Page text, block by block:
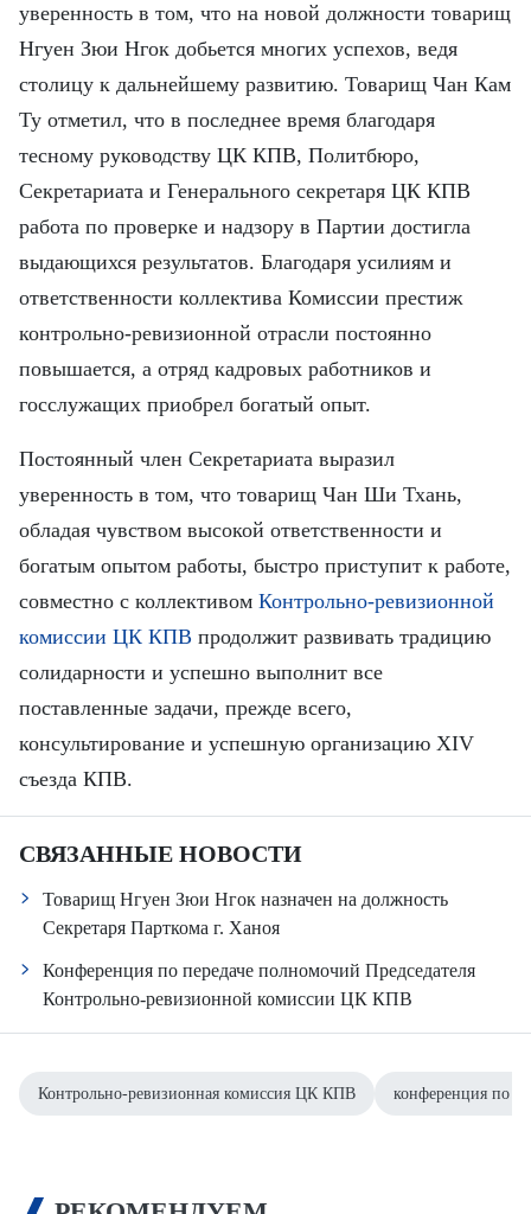
уверенность в том, что на новой должности товарищ
Нгуен Зюи Нгок добьется многих успехов, ведя
столицу к дальнейшему развитию. Товарищ Чан Кам
Ту отметил, что в последнее время благодаря
тесному руководству ЦК КПВ, Политбюро,
Секретариата и Генерального секретаря ЦК КПВ
работа по проверке и надзору в Партии достигла
выдающихся результатов. Благодаря усилиям и
ответственности коллектива Комиссии престиж
контрольно-ревизионной отрасли постоянно
повышается, а отряд кадровых работников и
госслужащих приобрел богатый опыт.
Постоянный член Секретариата выразил
уверенность в том, что товарищ Чан Ши Тхань,
обладая чувством высокой ответственности и
богатым опытом работы, быстро приступит к работе,
совместно с коллективом Контрольно-ревизионной
комиссии ЦК КПВ продолжит развивать традицию
солидарности и успешно выполнит все
поставленные задачи, прежде всего,
консультирование и успешную организацию XIV
съезда КПВ.
СВЯЗАННЫЕ НОВОСТИ
Товарищ Нгуен Зюи Нгок назначен на должность
Секретаря Парткома г. Ханоя
Конференция по передаче полномочий Председателя
Контрольно-ревизионной комиссии ЦК КПВ
Контрольно-ревизионная комиссия ЦК КПВ конференция по